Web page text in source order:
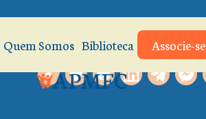
Quem Somos Biblioteca Associe-se